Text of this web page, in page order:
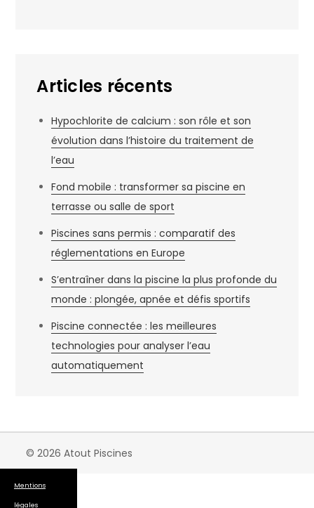
Mentions
légales
Articles récents
Hypochlorite de calcium : son rôle et son
évolution dans l’histoire du traitement de
l’eau
Fond mobile : transformer sa piscine en
terrasse ou salle de sport
Piscines sans permis : comparatif des
réglementations en Europe
S’entraîner dans la piscine la plus profonde du
monde : plongée, apnée et défis sportifs
Piscine connectée : les meilleures
technologies pour analyser l’eau
automatiquement
© 2026 Atout Piscines